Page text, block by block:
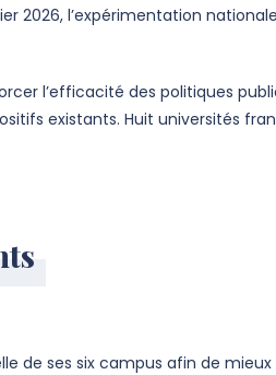
2026, l’expérimentation
l’efficacité des politiques
existants. Huit universités
de ses six campus afin de mieux